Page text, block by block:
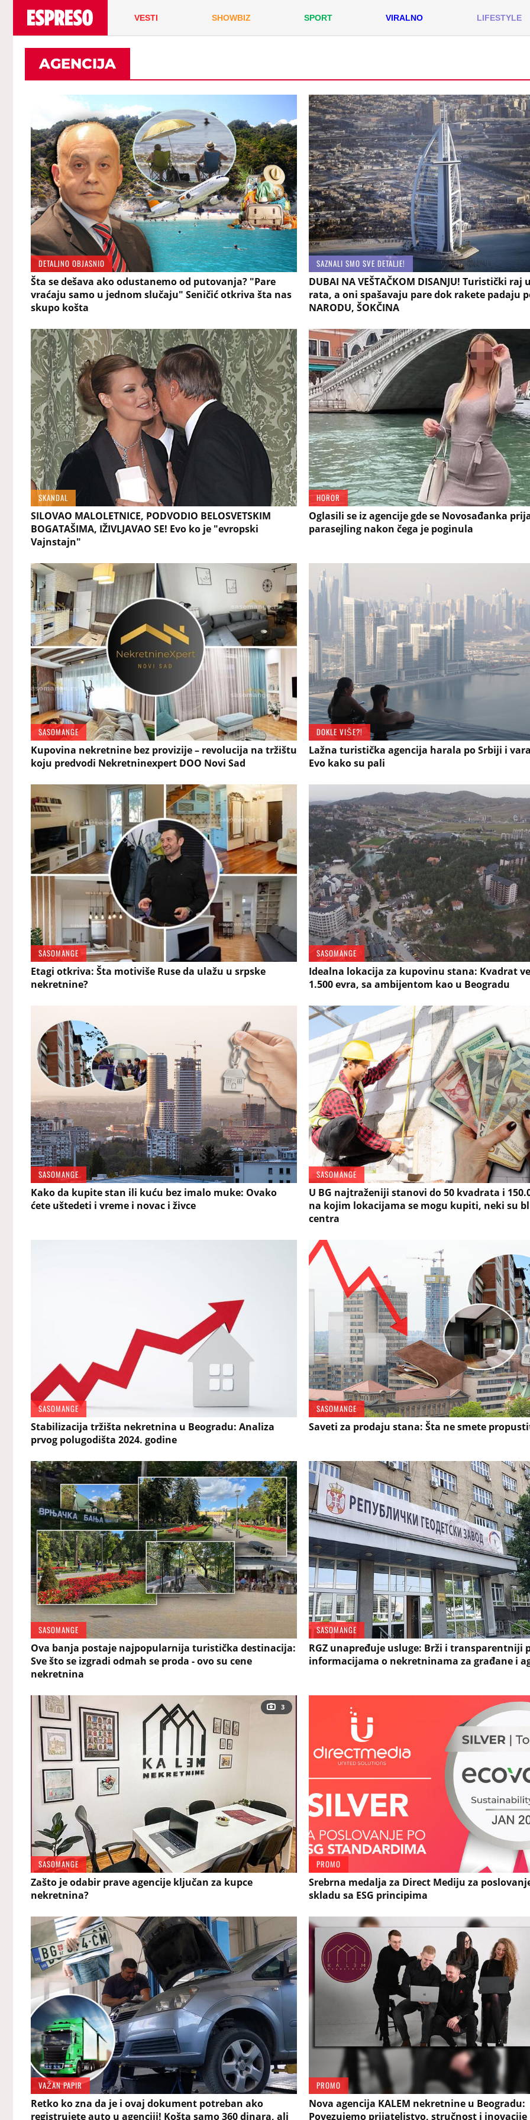
VESTI SHOWBIZ SPORT VIRALNO LIFESTYLE
AGENCIJA
DETALJNO OBJASNIO
Šta se dešava ako odustanemo od putovanja? "Pare
vraćaju samo u jednom slučaju" Seničić otkriva šta nas
skupo košta
SAZNALI SMO SVE DETALJE!
DUBAI NA VEŠTAČKOM DISANJU! Turistički raj
rata, a oni spašavaju pare dok rakete padaju
NARODU, ŠOKČINA
SKANDAL
SILOVAO MALOLETNICE, PODVODIO BELOSVETSKIM
BOGATAŠIMA, IŽIVLJAVAO SE! Evo ko je "evropski
Vajnstajn"
HOROR
Oglasili se iz agencije gde se Novosađanka
parasejling nakon čega je poginula
SASOMANGE
Kupovina nekretnine bez provizije – revolucija na tržištu
koju predvodi Nekretninexpert DOO Novi Sad
DOKLE VIŠE?!
Lažna turistička agencija harala po Srbiji i
Evo kako su pali
SASOMANGE
Etagi otkriva: Šta motiviše Ruse da ulažu u srpske
nekretnine?
SASOMANGE
Idealna lokacija za kupovinu stana: Kvadrat
1.500 evra, sa ambijentom kao u Beogradu
SASOMANGE
Kako da kupite stan ili kuću bez imalo muke: Ovako
ćete uštedeti i vreme i novac i živce
SASOMANGE
U BG najtraženiji stanovi do 50 kvadrata i
na kojim lokacijama se mogu kupiti, neki su
centra
SASOMANGE
Stabilizacija tržišta nekretnina u Beogradu: Analiza
prvog polugodišta 2024. godine
SASOMANGE
Saveti za prodaju stana: Šta ne smete
SASOMANGE
Ova banja postaje najpopularnija turistička destinacija:
Sve što se izgradi odmah se proda - ovo su cene
nekretnina
SASOMANGE
RGZ unapređuje usluge: Brži i transparentniji
informacijama o nekretninama za građane i
3
SASOMANGE
Zašto je odabir prave agencije ključan za kupce
nekretnina?
PROMO
Srebrna medalja za Direct Mediju za
skladu sa ESG principima
VAŽAN PAPIR
Retko ko zna da je i ovaj dokument potreban ako
registrujete auto u agenciji! Košta samo 360 dinara, ali
PROMO
Nova agencija KALEM nekretnine u Beogradu:
Povezujemo prijateljstvo, stručnost i inovacije